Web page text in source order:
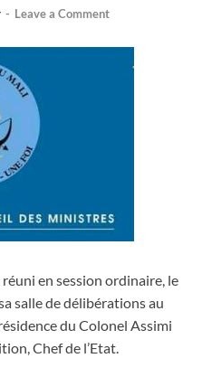
- Leave a Comment
en session ordinaire, le
salle de délibérations au
du Colonel Assimi
Chef de l’Etat.